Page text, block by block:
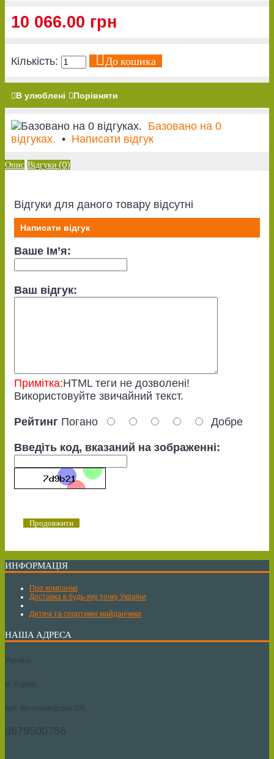
10 066.00 грн
Кількість: До кошика
В улюблені Порівняти
Базовано на 0
відгуках. • Написати відгук
Опис Відгуки (0)
Відгуки для даного товару відсутні
Написати відгук
Ваше Ім’я:
Ваш відгук:
Примітка:HTML теги не дозволені!
Використовуйте звичайний текст.
Рейтинг Погано Добре
Введіть код, вказаний на зображенні:
Продовжити
ИНФОРМАЦІЯ
Про компанію
Доставка в будь-яку точку України
Дитячі та спортивні майданчики
НАША АДРЕСА
Україна
м. Харків,
вул. Велозаводська 2/5
0679500756